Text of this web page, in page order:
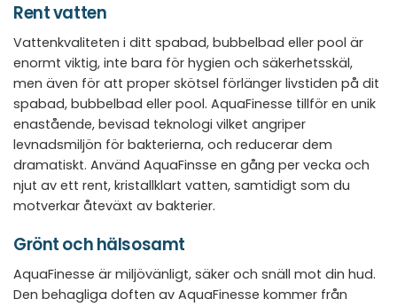
Rent vatten
Vattenkvaliteten i ditt spabad, bubbelbad eller pool är
enormt viktig, inte bara för hygien och säkerhetsskäl,
men även för att proper skötsel förlänger livstiden på dit
spabad, bubbelbad eller pool. AquaFinesse tillför en unik
enastående, bevisad teknologi vilket angriper
levnadsmiljön för bakterierna, och reducerar dem
dramatiskt. Använd AquaFinsse en gång per vecka och
njut av ett rent, kristallklart vatten, samtidigt som du
motverkar åteväxt av bakterier.
Grönt och hälsosamt
AquaFinesse är miljövänligt, säker och snäll mot din hud.
Den behagliga doften av AquaFinesse kommer från